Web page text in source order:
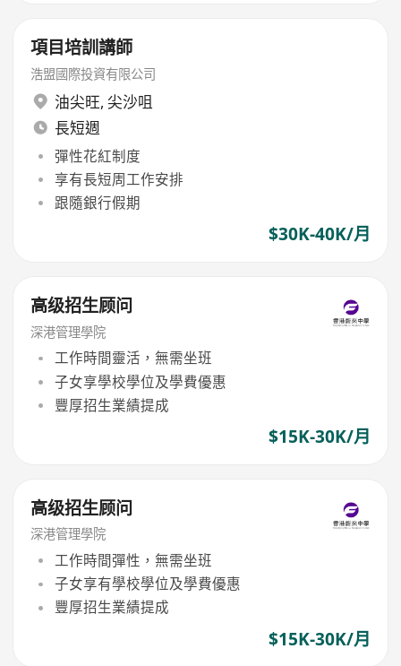
項目培訓講師
浩盟國際投資有限公司
油尖旺, 尖沙咀
長短週
彈性花紅制度
享有長短周工作安排
跟隨銀行假期
$30K-40K/月
高级招生顾问
深港管理學院
工作時間靈活，無需坐班
子女享學校學位及學費優惠
豐厚招生業績提成
$15K-30K/月
高级招生顾问
深港管理學院
工作時間彈性，無需坐班
子女享有學校學位及學費優惠
豐厚招生業績提成
$15K-30K/月